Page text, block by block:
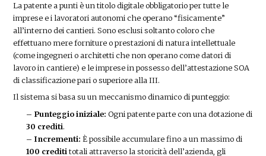
La patente a punti è un titolo digitale obbligatorio per tutte le
imprese e i lavoratori autonomi che operano “fisicamente”
all’interno dei cantieri. Sono esclusi soltanto coloro che
effettuano mere forniture o prestazioni di natura intellettuale
(come ingegneri o architetti che non operano come datori di
lavoro in cantiere) e le imprese in possesso dell’attestazione SOA
di classificazione pari o superiore alla III.
Il sistema si basa su un meccanismo dinamico di punteggio:
– Punteggio iniziale: Ogni patente parte con una dotazione di
30 crediti.
– Incrementi: È possibile accumulare fino a un massimo di
100 crediti totali attraverso la storicità dell’azienda, gli